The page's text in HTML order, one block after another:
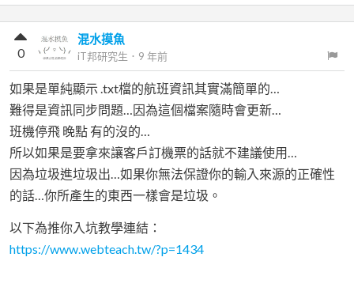
混水摸魚
iT邦研究生 ． 9 年前
0
如果是單純顯示 .txt檔的航班資訊其實滿簡單的…
難得是資訊同步問題…因為這個檔案隨時會更新…
班機停飛 晚點 有的沒的…
所以如果是要拿來讓客戶訂機票的話就不建議使用…
因為垃圾進垃圾出…如果你無法保證你的輸入來源的正確性
的話…你所產生的東西一樣會是垃圾。
以下為推你入坑教學連結：
https://www.webteach.tw/?p=1434